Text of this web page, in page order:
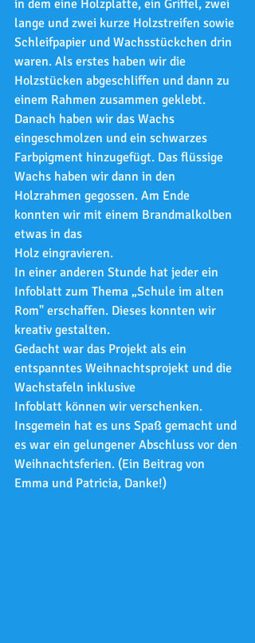
in dem eine Holzplatte, ein Griffel, zwei
lange und zwei kurze Holzstreifen sowie
Schleifpapier und Wachsstückchen drin
waren. Als erstes haben wir die
Holzstücken abgeschliffen und dann zu
einem Rahmen zusammen geklebt.
Danach haben wir das Wachs
eingeschmolzen und ein schwarzes
Farbpigment hinzugefügt. Das flüssige
Wachs haben wir dann in den
Holzrahmen gegossen. Am Ende
konnten wir mit einem Brandmalkolben
etwas in das
Holz eingravieren.
In einer anderen Stunde hat jeder ein
Infoblatt zum Thema „Schule im alten
Rom" erschaffen. Dieses konnten wir
kreativ gestalten.
Gedacht war das Projekt als ein
entspanntes Weihnachtsprojekt und die
Wachstafeln inklusive
Infoblatt können wir verschenken.
Insgemein hat es uns Spaß gemacht und
es war ein gelungener Abschluss vor den
Weihnachtsferien. (Ein Beitrag von
Emma und Patricia, Danke!)